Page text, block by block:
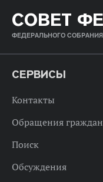
СОВЕТ
ФЕДЕРАЛЬНОГО
СЕРВИСЫ
Контакты
Обращения граждан
Поиск
Обсуждения